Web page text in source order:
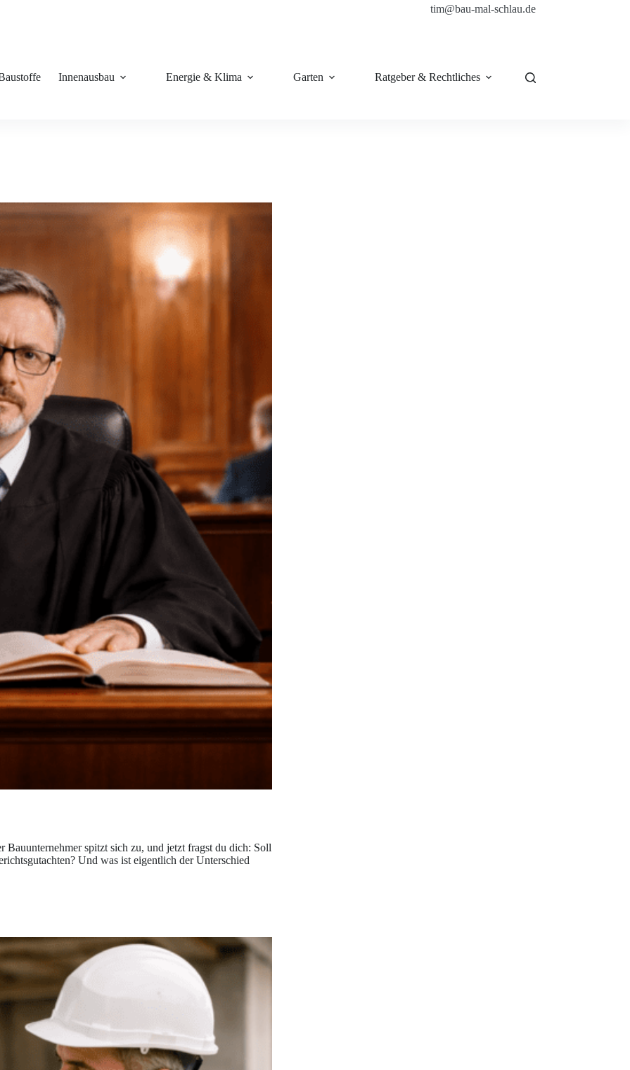
tim@bau-mal-schlau.de
Innenausbau Energie & Klima Garten Ratgeber & Rechtliches Shop
spitzt sich zu, und jetzt fragst du dich: Soll
Und was ist eigentlich der Unterschied